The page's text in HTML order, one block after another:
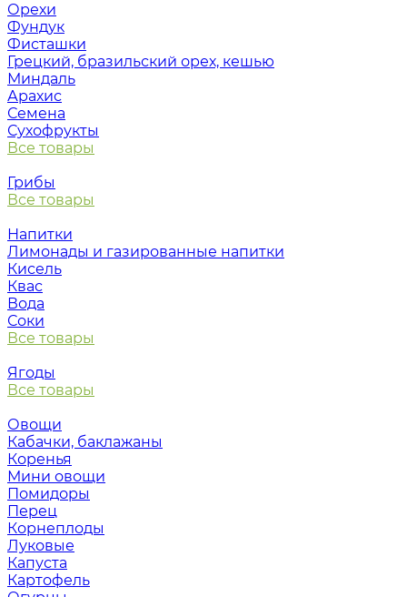
Орехи
Фундук
Фисташки
Грецкий, бразильский орех, кешью
Миндаль
Арахис
Семена
Сухофрукты
Все товары
Грибы
Все товары
Напитки
Лимонады и газированные напитки
Кисель
Квас
Вода
Соки
Все товары
Ягоды
Все товары
Овощи
Кабачки, баклажаны
Коренья
Мини овощи
Помидоры
Перец
Корнеплоды
Луковые
Капуста
Картофель